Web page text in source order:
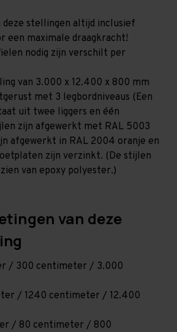
deze stellingen altijd inclusief
een maximale draagkracht!
nodig zijn verschilt per
van 3.000 x 12.400 x 800 mm
met 3 legbordniveaus (Een
uit twee liggers en één
zijn afgewerkt met RAL 5003
afgewerkt in RAL 2004 oranje en
zijn verzinkt. (De stijlen
van epoxy polyester.)
van deze
/ 300 centimeter / 3.000
/ 1240 centimeter / 12.400
/ 80 centimeter / 800